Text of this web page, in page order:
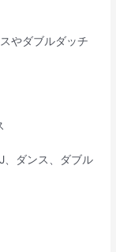
やダブルダッチ
、ダンス、ダブル